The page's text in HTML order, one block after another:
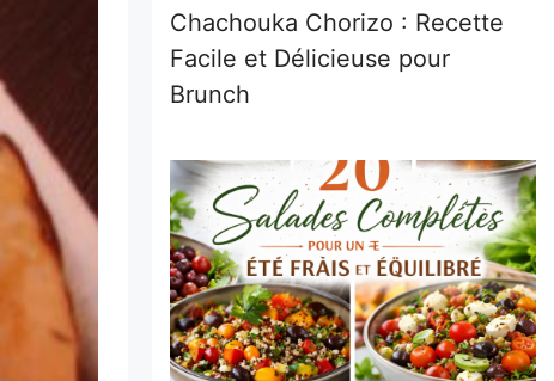
Chachouka Chorizo : Recette
Facile et Délicieuse pour
Brunch